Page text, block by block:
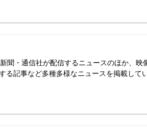
聞・通信社が配信するニュースのほか、映
る記事など多種多様なニュースを掲載してい